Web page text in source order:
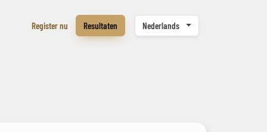
Register nu Resultaten Nederlands